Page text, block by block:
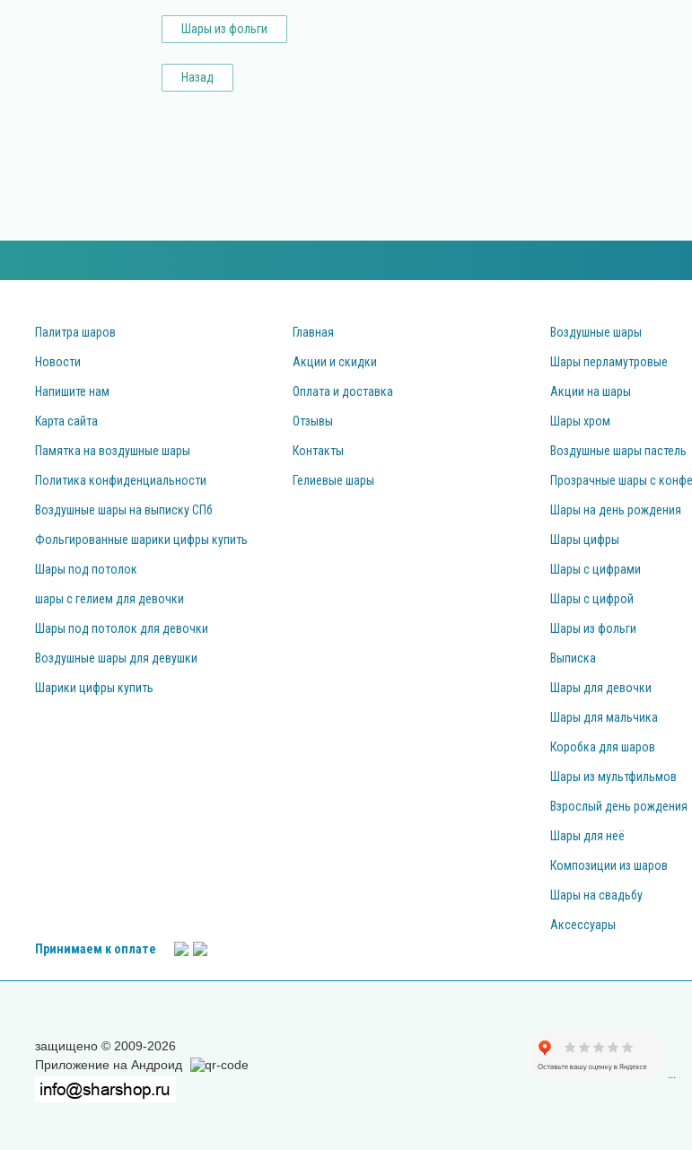
Шары из фольги
Назад
Палитра шаров
Новости
Напишите нам
Карта сайта
Памятка на воздушные шары
Политика конфиденциальности
Воздушные шары на выписку СПб
Фольгированные шарики цифры купить
Шары под потолок
шары с гелием для девочки
Шары под потолок для девочки
Воздушные шары для девушки
Шарики цифры купить
Главная
Акции и скидки
Оплата и доставка
Отзывы
Контакты
Гелиевые шары
Воздушные шары
Шары перламутровые
Акции на шары
Шары хром
Воздушные шары пастель
Прозрачные шары с
Шары на день рождения
Шары цифры
Шары с цифрами
Шары с цифрой
Шары из фольги
Выписка
Шары для девочки
Шары для мальчика
Коробка для шаров
Шары из мультфильмов
Взрослый день рождения
Шары для неё
Композиции из шаров
Шары на свадьбу
Аксессуары
Принимаем к оплате
защищено © 2009-2026
Приложение на Андроид
...